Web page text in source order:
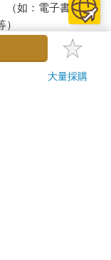
（如：電子書、電
褲、刮鬍刀、除毛
豫期（含例假
大量採購